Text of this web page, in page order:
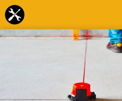
Saltar
al
contenido